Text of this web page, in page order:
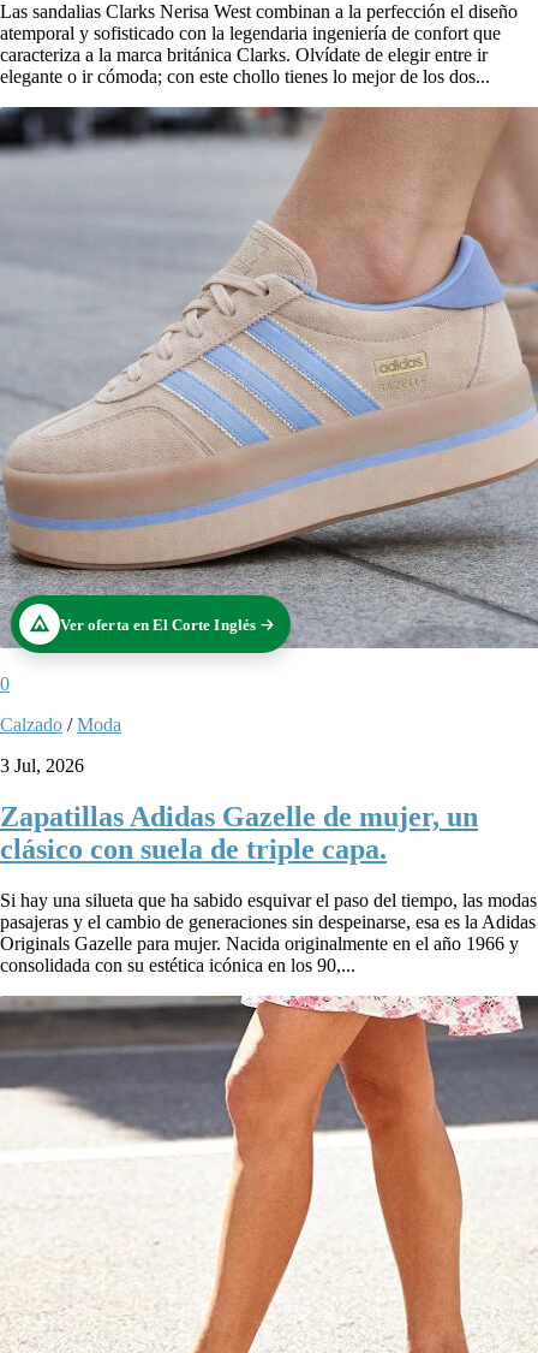
Las sandalias Clarks Nerisa West combinan a la perfección el diseño
atemporal y sofisticado con la legendaria ingeniería de confort que
caracteriza a la marca británica Clarks. Olvídate de elegir entre ir
elegante o ir cómoda; con este chollo tienes lo mejor de los dos...
Ver oferta en El Corte Inglés
0
Calzado /Moda
3 Jul, 2026
Zapatillas Adidas Gazelle de mujer, un
clásico con suela de triple capa.
Si hay una silueta que ha sabido esquivar el paso del tiempo, las modas
pasajeras y el cambio de generaciones sin despeinarse, esa es la Adidas
Originals Gazelle para mujer. Nacida originalmente en el año 1966 y
consolidada con su estética icónica en los 90,...